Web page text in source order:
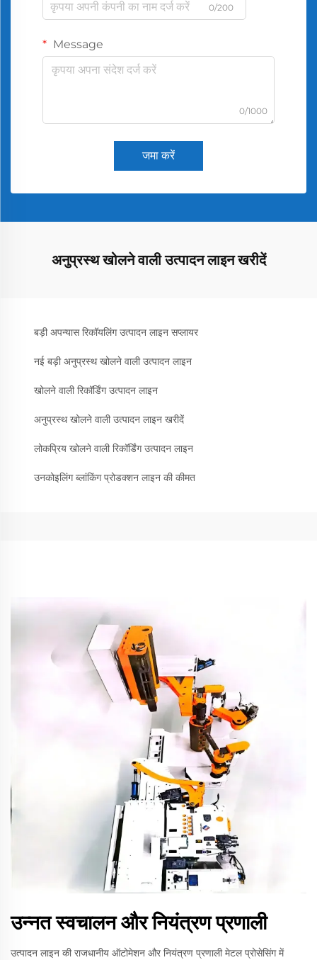
0/200
Message
0/1000
जमा करें
अनुप्रस्थ खोलने वाली उत्पादन लाइन खरीदें
बड़ी अपन्यास रिकॉयलिंग उत्पादन लाइन सप्लायर
नई बड़ी अनुप्रस्थ खोलने वाली उत्पादन लाइन
खोलने वाली रिकॉर्डिंग उत्पादन लाइन
अनुप्रस्थ खोलने वाली उत्पादन लाइन खरीदें
लोकप्रिय खोलने वाली रिकॉर्डिंग उत्पादन लाइन
उनकोइलिंग ब्लांकिंग प्रोडक्शन लाइन की कीमत
उन्नत स्वचालन और नियंत्रण प्रणाली
उत्पादन लाइन की राजधानीय ऑटोमेशन और नियंत्रण प्रणाली मेटल प्रोसेसिंग में